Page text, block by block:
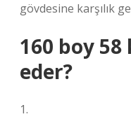
gövdesine karşılık
160 boy
eder?
1.